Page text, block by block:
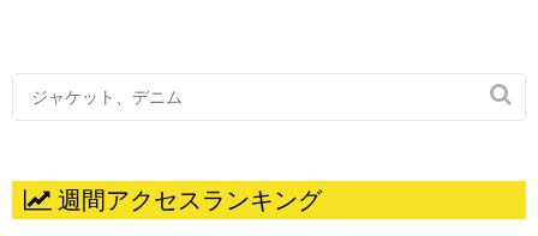

週間アクセスランキング